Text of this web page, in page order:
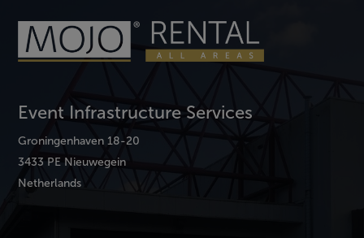
Event Infrastructure Services
Groningenhaven 18-20
3433 PE Nieuwegein
Netherlands